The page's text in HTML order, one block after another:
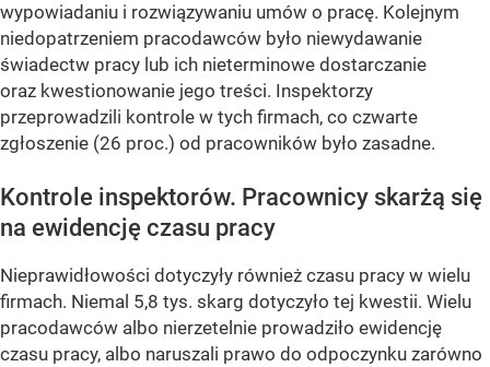
wypowiadaniu i rozwiązywaniu umów o pracę. Kolejnym
niedopatrzeniem pracodawców było niewydawanie
świadectw pracy lub ich nieterminowe dostarczanie
oraz kwestionowanie jego treści. Inspektorzy
przeprowadzili kontrole w tych firmach, co czwarte
zgłoszenie (26 proc.) od pracowników było zasadne.
Kontrole inspektorów. Pracownicy skarżą się
na ewidencję czasu pracy
Nieprawidłowości dotyczyły również czasu pracy w wielu
firmach. Niemal 5,8 tys. skarg dotyczyło tej kwestii. Wielu
pracodawców albo nierzetelnie prowadziło ewidencję
czasu pracy, albo naruszali prawo do odpoczynku zarówno